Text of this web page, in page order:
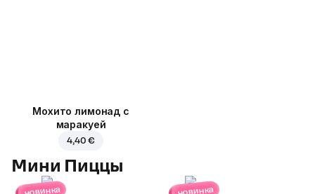
Мохито лимонад с
маракуей
4,40 €
Мини Пиццы
новинка новинка